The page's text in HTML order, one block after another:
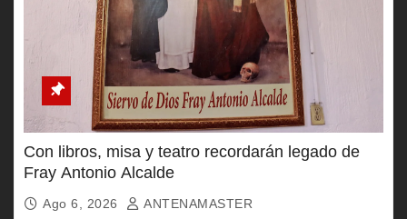
Con libros, misa y teatro recordarán legado de
Fray Antonio Alcalde
Ago 6, 2026 ANTENAMASTER